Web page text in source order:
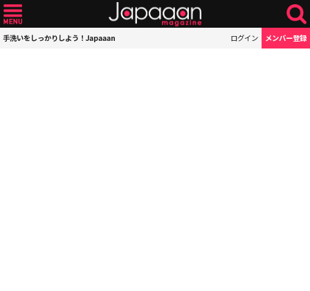
手洗いをしっかりしよう！Japaaan ログイン メンバー登録